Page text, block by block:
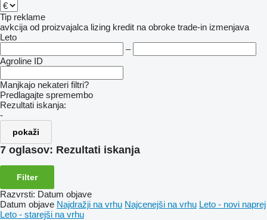
Tip reklame
avkcija od proizvajalca lizing kredit na obroke trade-in izmenjava
Leto
–
Agroline ID
Manjkajo nekateri filtri?
Predlagajte spremembo
Rezultati iskanja:
-
pokaži
7 oglasov: Rezultati iskanja
Filter
Razvrsti: Datum objave
Datum objave Najdražji na vrhu Najcenejši na vrhu Leto - novi naprej
Leto - starejši na vrhu